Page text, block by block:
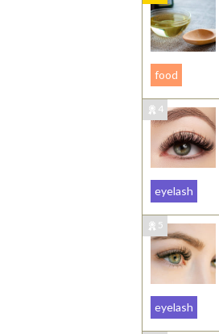
food
4
eyelash
5
eyelash